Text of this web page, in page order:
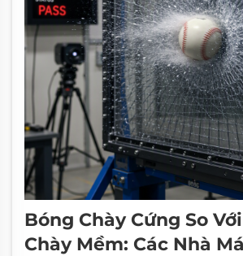
Bóng Chày Cứng So
Chày Mềm: Các Nhà